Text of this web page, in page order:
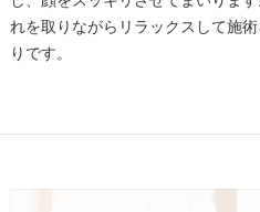
れを取りながらリラックスして施
りです。